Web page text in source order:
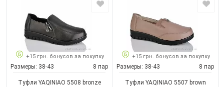
+15 грн. бонусов за покупку
Размеры: 38-43 8 пар
Туфли YAQINIAO 5508 bronze
+15 грн. бонусов за покупку
Размеры: 38-43 8 пар
Туфли YAQINIAO 5507 brown